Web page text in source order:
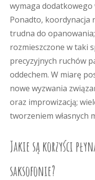
wymaga dodatkowego
Ponadto, koordynacja
trudna do
rozmieszczone w taki
precyzyjnych ruchów
oddechem. W miarę
nowe wyzwania
oraz improwizacją;
tworzeniem własnych
Jakie są korzyści
saksofonie?